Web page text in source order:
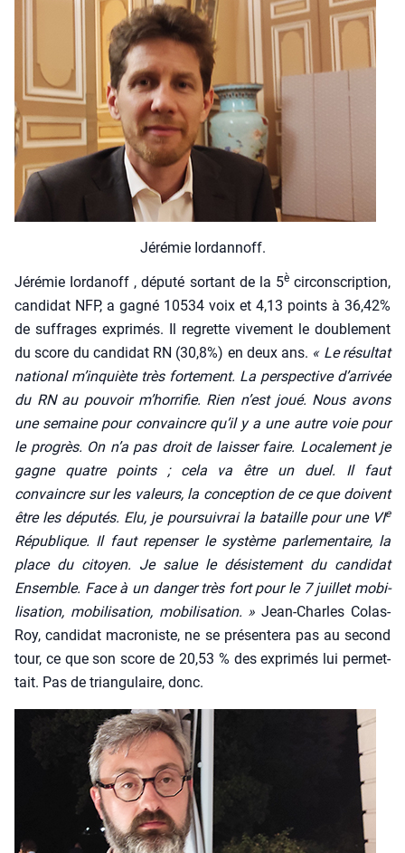
Jéré­mie Ior­dan­noff.
Jéré­mie Ior­da­noff , dépu­té sor­tant de la 5ècir­cons­crip­tion,
can­di­dat NFP, a gagné 10534 voix et 4,13 points à 36,42%
de suf­frages expri­més. Il regrette vive­ment le dou­ble­ment
du score du can­di­dat RN (30,8%) en deux ans. « Le résul­tat
natio­nal m’inquiète très for­te­ment. La pers­pec­tive d’arrivée
du RN au pou­voir m’horrifie. Rien n’est joué. Nous avons
une semaine pour convaincre qu’il y a une autre voie pour
le pro­grès. On n’a pas droit de lais­ser faire. Loca­le­ment je
gagne quatre points ; cela va être un duel. Il faut
convaincre sur les valeurs, la concep­tion de ce que doivent
être les dépu­tés. Elu, je pour­sui­vrai la bataille pour une VIe
Répu­blique. Il faut repen­ser le sys­tème par­le­men­taire, la
place du citoyen. Je salue le désis­te­ment du can­di­dat
Ensemble. Face à un dan­ger très fort pour le 7 juillet mobi­
li­sa­tion, mobi­li­sa­tion, mobi­li­sa­tion. » Jean-Charles Colas-
Roy, can­di­dat macro­niste, ne se pré­sen­te­ra pas au second
tour, ce que son score de 20,53 % des expri­més lui per­met­
tait. Pas de tri­an­gu­laire, donc.